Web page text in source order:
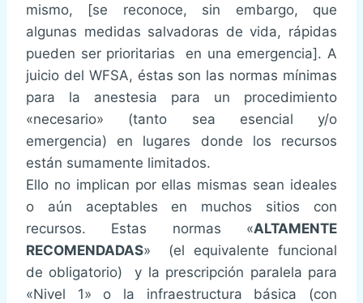
mismo, [se reconoce, sin embargo, que
algunas medidas salvadoras de vida, rápidas
pueden ser prioritarias en una emergencia]. A
juicio del WFSA, éstas son las normas mínimas
para la anestesia para un procedimiento
«necesario» (tanto sea esencial y/o
emergencia) en lugares donde los recursos
están sumamente limitados.
Ello no implican por ellas mismas sean ideales
o aún aceptables en muchos sitios con
recursos. Estas normas «ALTAMENTE
RECOMENDADAS» (el equivalente funcional
de obligatorio) y la prescripción paralela para
«Nivel 1» o la infraestructura básica (con